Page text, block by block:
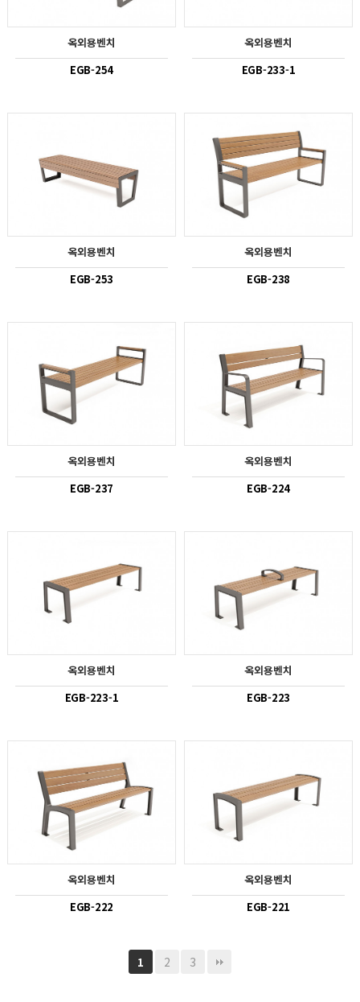
옥외용벤치
EGB-254
옥외용벤치
EGB-233-1
옥외용벤치
EGB-253
옥외용벤치
EGB-238
옥외용벤치
EGB-237
옥외용벤치
EGB-224
옥외용벤치
EGB-223-1
옥외용벤치
EGB-223
옥외용벤치
EGB-222
옥외용벤치
EGB-221
1 2 3